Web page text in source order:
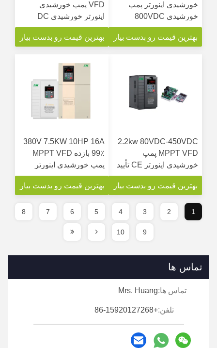
خورشیدی اینورتر پمپ
خورشیدی 800VDC
900VDC خورشیدی VFD
درایو پمپ
بهترین قیمت رو بدست بیار
VFD پمپ خورشیدی
اینورتر خورشیدی DC
شبکه AC ورودی
بهترین قیمت رو بدست بیار
2.2kw 80VDC-450VDC
MPPT VFD پمپ
خورشیدی اینورتر CE تأیید
کنترل از راه دور GPRS
بهترین قیمت رو بدست بیار
380V 7.5KW 10HP 16A
99٪ بازده MPPT VFD
پمپ خورشیدی اینورتر
بهترین قیمت رو بدست بیار
1
2
3
4
5
6
7
8
9
10
تماس ها
تماس ها:Mrs. Huang
تلفن:+86-15920127268